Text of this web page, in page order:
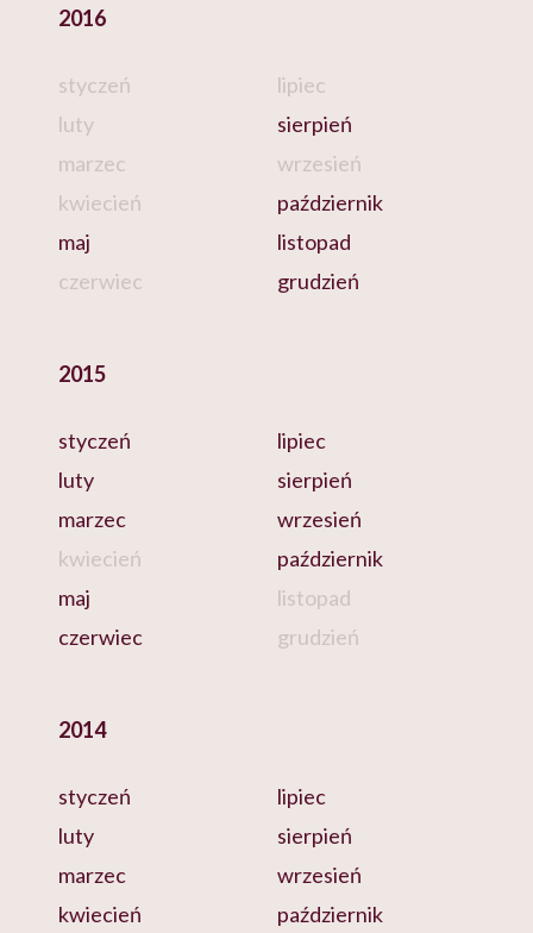
2016
styczeń
luty
marzec
kwiecień
maj
czerwiec
lipiec
sierpień
wrzesień
październik
listopad
grudzień
2015
styczeń
luty
marzec
kwiecień
maj
czerwiec
lipiec
sierpień
wrzesień
październik
listopad
grudzień
2014
styczeń
luty
marzec
kwiecień
lipiec
sierpień
wrzesień
październik